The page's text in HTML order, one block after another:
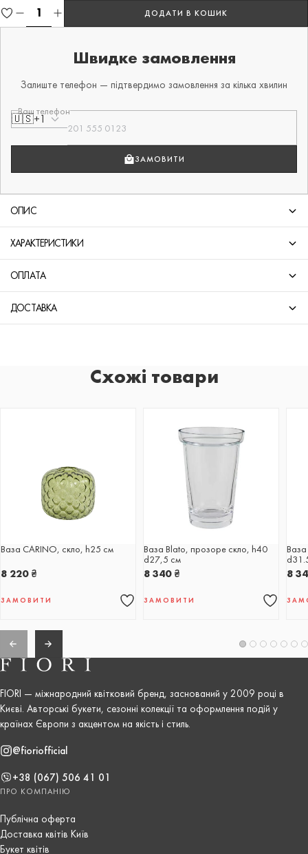
ДОДАТИ В КОШИК
Швидке замовлення
Залиште телефон — підтвердимо замовлення за кілька хвилин
Ваш телефон
🇺🇸+1
ЗАМОВИТИ
ОПИС
ХАРАКТЕРИСТИКИ
ОПЛАТА
ДОСТАВКА
Схожі товари
Ваза CARINO, скло, h25 см
8 220 ₴
ЗАМОВИТИ
Ваза Blato, прозоре скло, h40
d27,5 см
8 340 ₴
ЗАМОВИТИ
8
FIORI — міжнародний квітковий бренд, заснований у 2009 році в
Києві. Авторські букети, сезонні колекції та оформлення подій у
країнах Європи з акцентом на якість і стиль.
@fioriofficial
+38 (067) 506 41 01
ПРО КОМПАНІЮ
Публічна оферта
Доставка квітів Київ
Букет квітів